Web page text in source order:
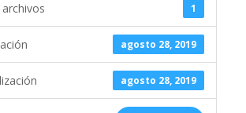
1
agosto 28, 2019
agosto 28, 2019